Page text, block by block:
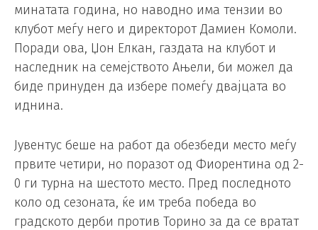
минатата година, но наводно има тензии во
клубот меѓу него и директорот Дамиен Комоли.
Поради ова, Џон Елкан, газдата на клубот и
наследник на семејството Ањели, би можел да
биде принуден да избере помеѓу двајцата во
иднина.
Јувентус беше на работ да обезбеди место меѓу
првите четири, но поразот од Фиорентина од 2-
0 ги турна на шестото место. Пред последното
коло од сезоната, ќе им треба победа во
градското дерби против Торино за да се вратат